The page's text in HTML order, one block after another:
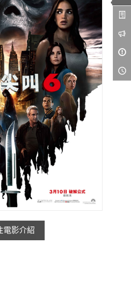
電影介紹
加入iShow
會員Q&A